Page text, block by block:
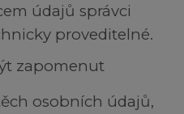
údajů správci
proveditelné.
zapomenut
osobních údajů,